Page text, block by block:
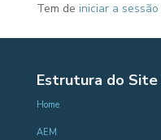
Tem de iniciar a sessão
Estrutura do Site
Home
AEM